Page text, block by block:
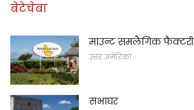
बेटेचेबा
माउन्ट समलैंगिक फैक्टरी
उत्तर अमेरिका
सभाघर